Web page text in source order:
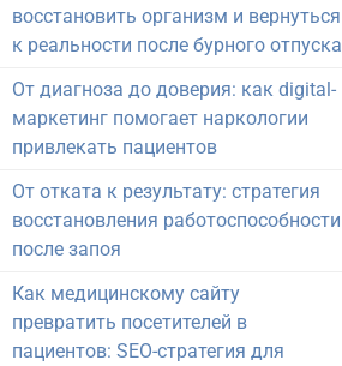
восстановить организм и вернуться
к реальности после бурного отпуска
От диагноза до доверия: как digital-
маркетинг помогает наркологии
привлекать пациентов
От отката к результату: стратегия
восстановления работоспособности
после запоя
Как медицинскому сайту
превратить посетителей в
пациентов: SEO-стратегия для